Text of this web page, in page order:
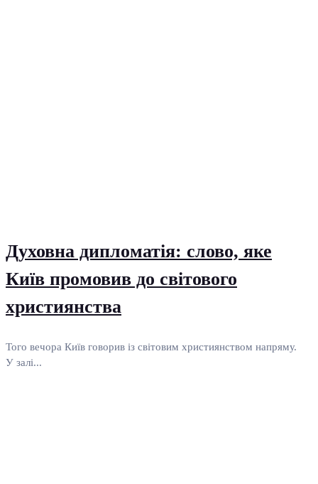
Духовна дипломатія: слово, яке
Київ промовив до світового
християнства
Того вечора Київ говорив із світовим християнством напряму.
У залі...